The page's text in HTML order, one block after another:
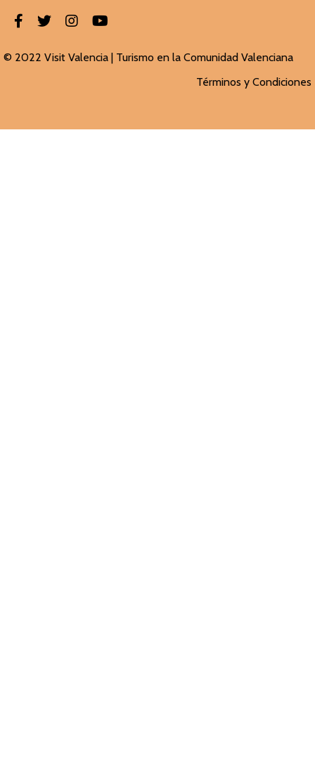
© 2022 Visit Valencia | Turismo en la Comunidad Valenciana
Términos y Condiciones